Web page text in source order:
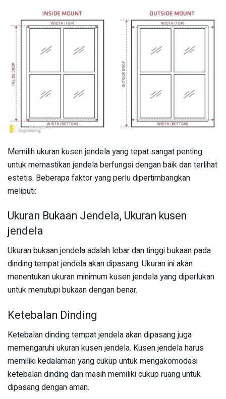
Memilih ukuran kusen jendela yang tepat sangat penting
untuk memastikan jendela berfungsi dengan baik dan terlihat
estetis. Beberapa faktor yang perlu dipertimbangkan
meliputi:
Ukuran Bukaan Jendela, Ukuran kusen
jendela
Ukuran bukaan jendela adalah lebar dan tinggi bukaan pada
dinding tempat jendela akan dipasang. Ukuran ini akan
menentukan ukuran minimum kusen jendela yang diperlukan
untuk menutupi bukaan dengan benar.
Ketebalan Dinding
Ketebalan dinding tempat jendela akan dipasang juga
memengaruhi ukuran kusen jendela. Kusen jendela harus
memiliki kedalaman yang cukup untuk mengakomodasi
ketebalan dinding dan masih memiliki cukup ruang untuk
dipasang dengan aman.